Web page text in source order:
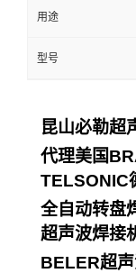
用途
型号
昆山必勒超
代理美国
TELSONIC
全自动转盘
超声波焊接
BELER超